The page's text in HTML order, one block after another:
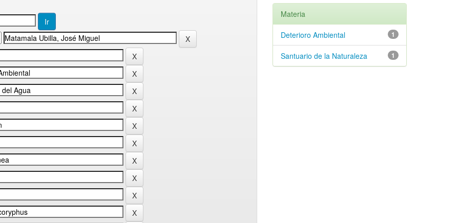
Materia
1
Deterioro Ambiental
1
Santuario de la Naturaleza